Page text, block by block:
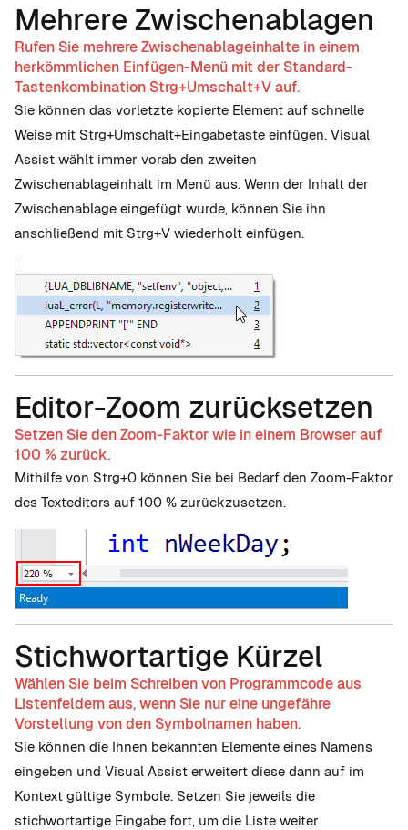
Mehrere Zwischenablagen
Rufen Sie mehrere Zwischenablageinhalte in einem
herkömmlichen Einfügen-Menü mit der Standard-
Tastenkombination Strg+Umschalt+V auf.
Sie können das vorletzte kopierte Element auf schnelle
Weise mit Strg+Umschalt+Eingabetaste einfügen. Visual
Assist wählt immer vorab den zweiten
Zwischenablageinhalt im Menü aus. Wenn der Inhalt der
Zwischenablage eingefügt wurde, können Sie ihn
anschließend mit Strg+V wiederholt einfügen.
Editor-Zoom zurücksetzen
Setzen Sie den Zoom-Faktor wie in einem Browser auf
100 % zurück.
Mithilfe von Strg+0 können Sie bei Bedarf den Zoom-Faktor
des Texteditors auf 100 % zurückzusetzen.
Stichwortartige Kürzel
Wählen Sie beim Schreiben von Programmcode aus
Listenfeldern aus, wenn Sie nur eine ungefähre
Vorstellung von den Symbolnamen haben.
Sie können die Ihnen bekannten Elemente eines Namens
eingeben und Visual Assist erweitert diese dann auf im
Kontext gültige Symbole. Setzen Sie jeweils die
stichwortartige Eingabe fort, um die Liste weiter